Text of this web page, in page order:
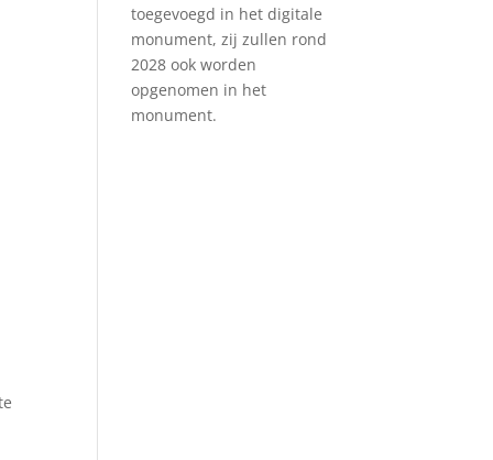
toegevoegd in het digitale
monument, zij zullen rond
2028 ook worden
opgenomen in het
monument.